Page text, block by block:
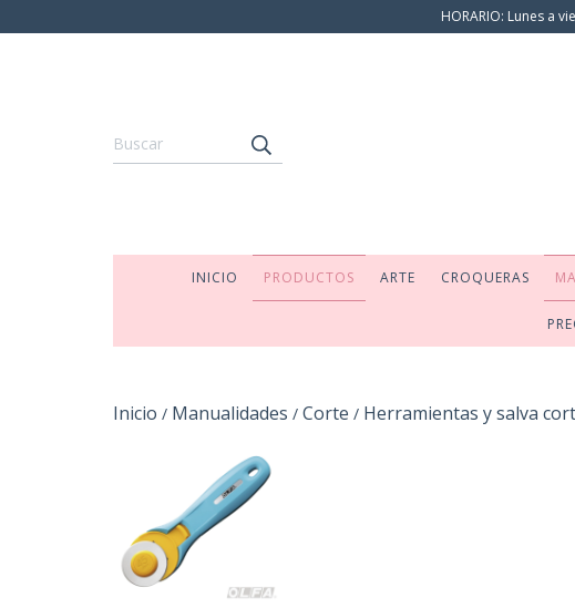
HORARIO: Lunes a
INICIO PRODUCTOS ARTE CROQUERAS
Inicio / Manualidades / Corte / Herramientas y salva